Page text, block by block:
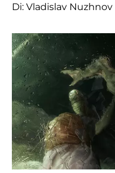
Di: Vladislav Nuzhnov